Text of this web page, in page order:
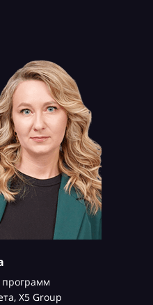
программ
Х5 Group